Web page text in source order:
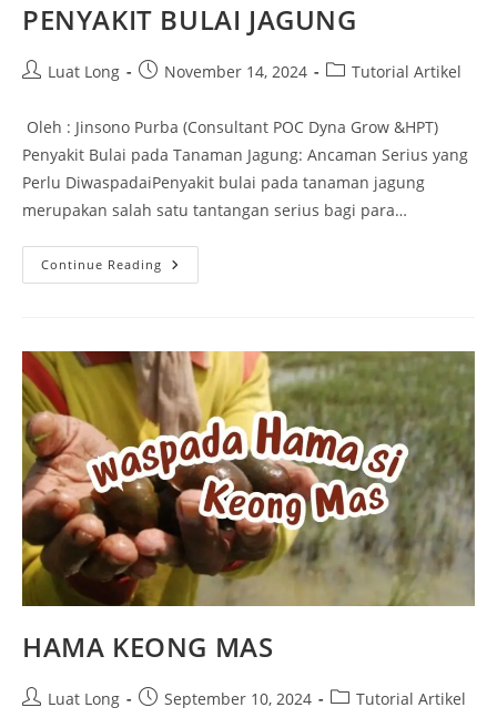
PENYAKIT BULAI JAGUNG
Luat Long November 14, 2024 Tutorial Artikel
Oleh : Jinsono Purba (Consultant POC Dyna Grow &HPT)
Penyakit Bulai pada Tanaman Jagung: Ancaman Serius yang
Perlu DiwaspadaiPenyakit bulai pada tanaman jagung
merupakan salah satu tantangan serius bagi para…
Continue Reading
HAMA KEONG MAS
Luat Long September 10, 2024 Tutorial Artikel